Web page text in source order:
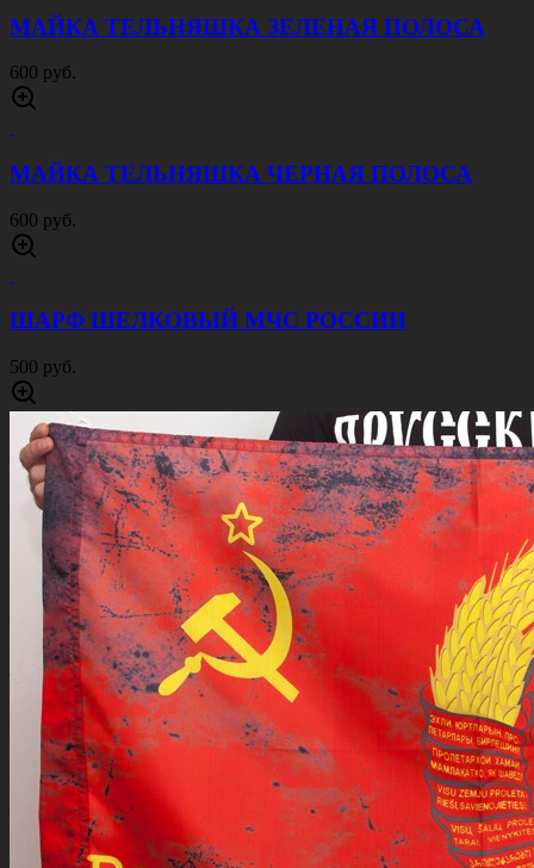
МАЙКА ТЕЛЬНЯШКА ЗЕЛЕНАЯ ПОЛОСА
600 руб.
МАЙКА ТЕЛЬНЯШКА ЧЕРНАЯ ПОЛОСА
600 руб.
ШАРФ ШЕЛКОВЫЙ МЧС РОССИИ
500 руб.